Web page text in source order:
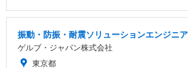
振動・防振・耐震ソリューションエンジニア
ゲルブ・ジャパン株式会社
東京都